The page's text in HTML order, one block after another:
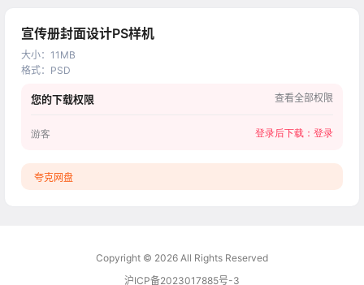
宣传册封面设计PS样机
大小： 11MB
格式： PSD
您的下载权限 查看全部权限
游客 登录后下载： 登录
夸克网盘
Copyright © 2026 All Rights Reserved
沪ICP备2023017885号-3